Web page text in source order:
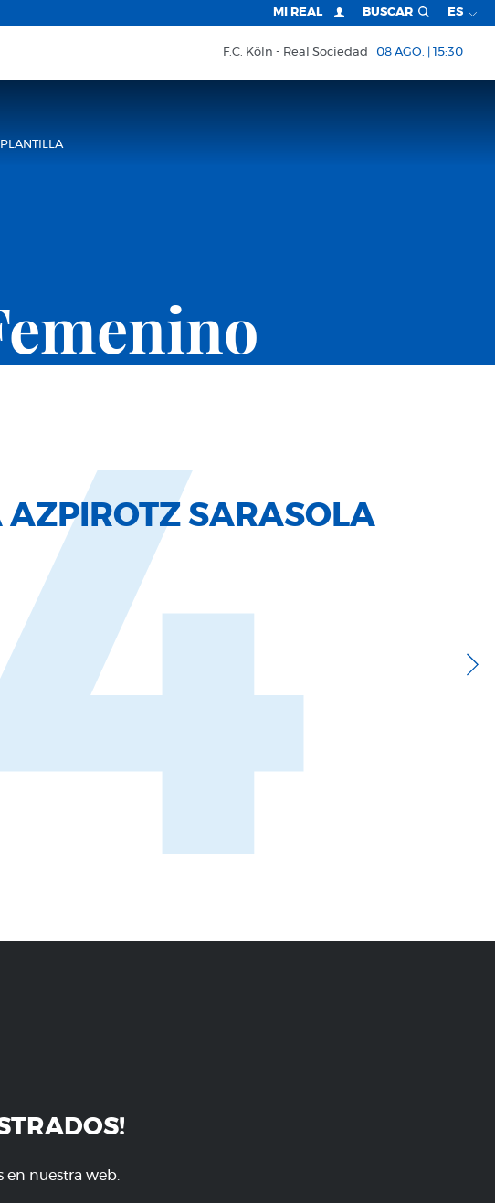
MI REAL BUSCAR ES
F.C. Köln Real Sociedad 08 AGO. | 15:30
PLANTILLA
AZPIROTZ SARASOLA
en nuestra web.